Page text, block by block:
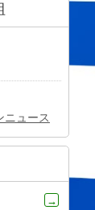
ニュース
→